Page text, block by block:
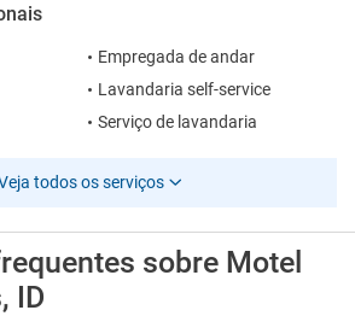
Empregada de andar
Lavandaria self-service
Serviço de lavandaria
todos os serviços
sobre Motel
ID